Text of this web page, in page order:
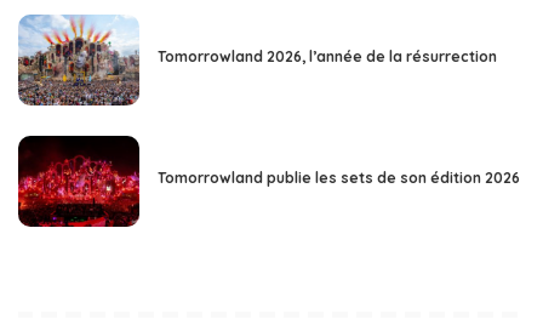
Tomorrowland 2026, l’année de la résurrection
Tomorrowland publie les sets de son édition 2026